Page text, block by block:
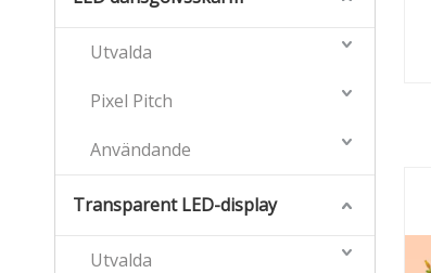
Utvalda
Pixel Pitch
Användande
Transparent LED-display
Utvalda